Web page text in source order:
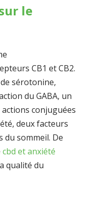
le
CB1 et CB2.
sérotonine,
du GABA, un
conjuguées
deux facteurs
sommeil. De
cbd et anxiété
qualité du